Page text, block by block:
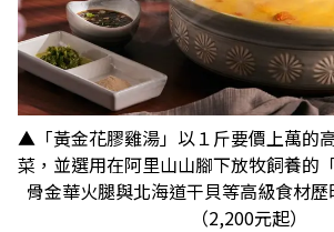
▲「黃金花膠雞湯」以１斤要價上萬的
菜，並選用在阿里山山腳下放牧飼養的
骨金華火腿與北海道干貝等高級食材歷
（2,200元起）